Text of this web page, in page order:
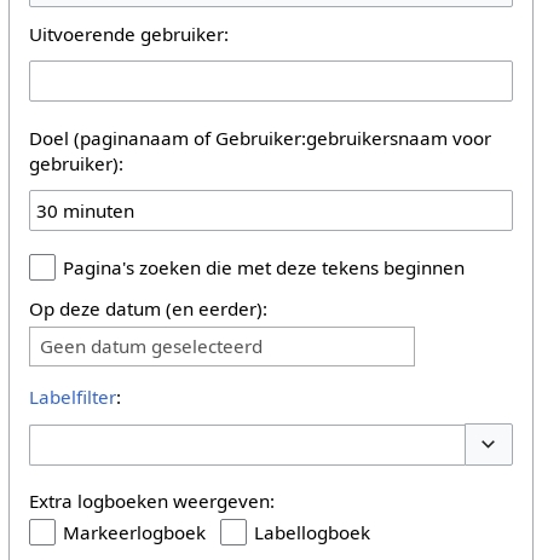
Uitvoerende gebruiker:
Doel (paginanaam of Gebruiker:gebruikersnaam voor
gebruiker):
Pagina's zoeken die met deze tekens beginnen
Op deze datum (en eerder):
Geen datum geselecteerd
Labelfilter:
Extra logboeken weergeven:
Markeerlogboek
Labellogboek